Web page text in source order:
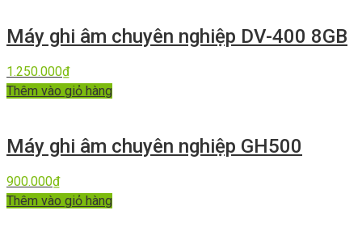
Máy ghi âm chuyên nghiệp DV-400 8GB
1.250.000₫
Thêm vào giỏ hàng
Máy ghi âm chuyên nghiệp GH500
900.000₫
Thêm vào giỏ hàng